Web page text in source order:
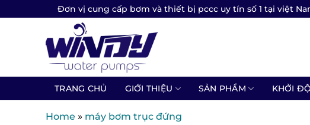
to
Đơn vị cung cấp bơm và thiết bị pccc uy tín số 1 tại việt
TRANG CHỦ GIỚI THIỆU SẢN PHẨM KHỞI
Home » máy bơm trục đứng